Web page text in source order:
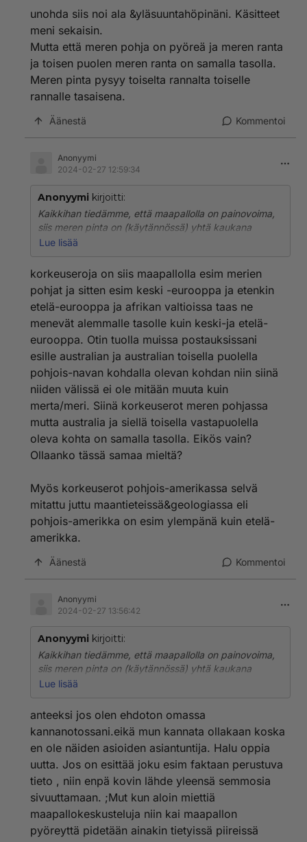
No en minäkään nyt osaa muistaa mitä tarkoitin tuolla
yläsuunnalla ja alasuunnalla.
unohda siis noi ala &yläsuuntahöpinäni. Käsitteet
meni sekaisin.
Mutta että meren pohja on pyöreä ja meren ranta
ja toisen puolen meren ranta on samalla tasolla.
Meren pinta pysyy toiselta rannalta toiselle
rannalle tasaisena.
Äänestä Kommentoi
Anonyymi
2024-02-27 12:59:34
Anonyymi kirjoitti:
Kaikkihan tiedämme, että maapallolla on painovoima,
siis meren pinta on (käytännössä) yhtä kaukana
maapallon keskipisteestä ihan joka paikassa.
En todellakaan ymmärrä, mitä tuolla sekavalla
sepustuksella tarkoitit?
Mikä on meren pinnassa yläsuunta ja alasuunta?
Lue lisää
korkeuseroja on siis maapallolla esim merien
pohjat ja sitten esim keski -eurooppa ja etenkin
etelä-eurooppa ja afrikan valtioissa taas ne
menevät alemmalle tasolle kuin keski-ja etelä-
eurooppa. Otin tuolla muissa postauksissani
esille australian ja australian toisella puolella
pohjois-navan kohdalla olevan kohdan niin siinä
niiden välissä ei ole mitään muuta kuin
merta/meri. Siinä korkeuserot meren pohjassa
mutta australia ja siellä toisella vastapuolella
oleva kohta on samalla tasolla. Eikös vain?
Ollaanko tässä samaa mieltä?
Myös korkeuserot pohjois-amerikassa selvä
mitattu juttu maantieteissä&geologiassa eli
pohjois-amerikka on esim ylempänä kuin etelä-
amerikka.
Äänestä Kommentoi
Anonyymi
2024-02-27 13:56:42
Anonyymi kirjoitti:
Kaikkihan tiedämme, että maapallolla on painovoima,
siis meren pinta on (käytännössä) yhtä kaukana
maapallon keskipisteestä ihan joka paikassa.
En todellakaan ymmärrä, mitä tuolla sekavalla
sepustuksella tarkoitit?
Mikä on meren pinnassa yläsuunta ja alasuunta?
Lue lisää
anteeksi jos olen ehdoton omassa
kannanotossani.eikä mun kannata ollakaan koska
en ole näiden asioiden asiantuntija. Halu oppia
uutta. Jos on esittää joku esim faktaan perustuva
tieto , niin enpä kovin lähde yleensä semmosia
sivuuttamaan. ;Mut kun aloin miettiä
maapallokeskusteluja niin kai maapallon
pyöreyttä pidetään ainakin tietyissä piireissä